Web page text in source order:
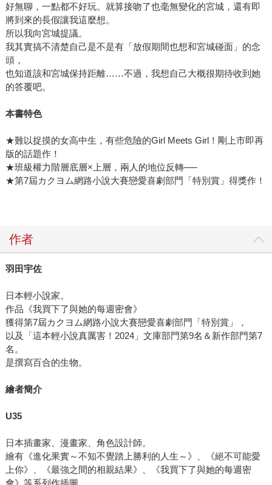
好無聊，一點都不好玩。就算接吻了也毫無變化的宮城，還有即
將到來的長假讓我這麼想。
所以我向宮城提議。
我其實搞不清楚自己是不是有「放假期間也想和宮城碰面」的念
頭，
也知道該和宮城保持距離……不過，我想自己大概很期待收到她
的答覆吧。
本書特色
★難以捉摸的女高中生，有些危險的Girl Meets Girl！剛上市即再
版的話題作！
★班級權力階層底層×上層，兩人的地位反轉──
★第7屆カクヨム網路小說大賽戀愛喜劇部門「特別賞」得獎作！
作者
羽田宇佐
日本輕小說家。
作品《我買下了與她的每週密會》
獲得第7屆カクヨム網路小說大賽戀愛喜劇部門「特別賞」，
以及「這本輕小說真厲害！2024」文庫部門第9名＆新作部門第7
名。
是撰寫百合的生物。
繪者簡介
U35
日本插畫家、漫畫家、角色設計師。
繪有《進化果實～不知不覺踏上勝利的人生～》、《絕不可能愛
上你》、《最強之間的相親結果》、《我買下了與她的每週密
會》等系列作插圖